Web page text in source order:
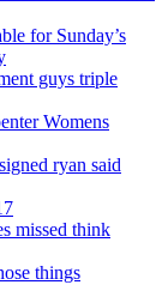
for Sunday’s
guys triple
Womens
ryan said
missed think
things